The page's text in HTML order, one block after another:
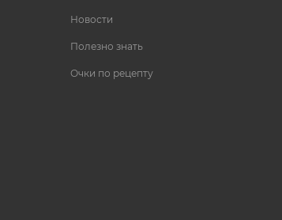
Новости
Полезно знать
Очки по рецепту